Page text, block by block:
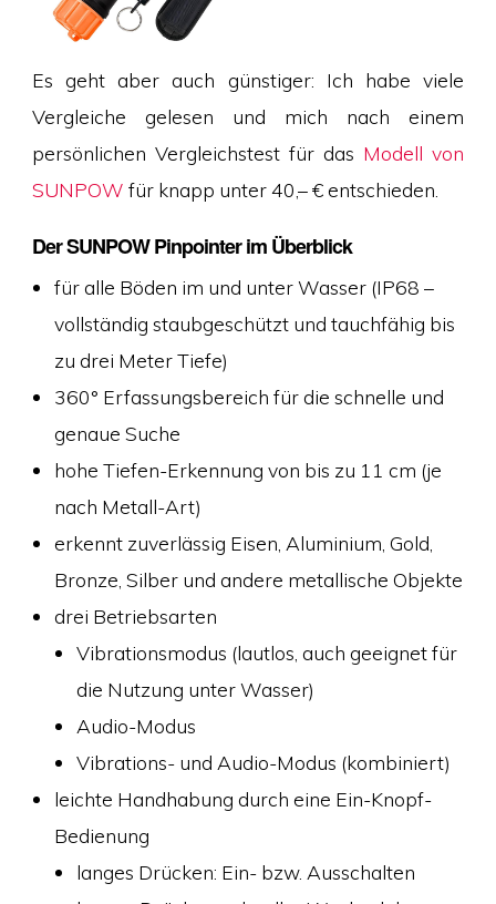
Es geht aber auch günstiger: Ich habe viele
Vergleiche gelesen und mich nach einem
persönlichen Vergleichstest für das Modell von
SUNPOW für knapp unter 40,– € entschieden.
Der SUNPOW Pinpointer im Überblick
für alle Böden im und unter Wasser (IP68 –
vollständig staubgeschützt und tauchfähig bis
zu drei Meter Tiefe)
360° Erfassungsbereich für die schnelle und
genaue Suche
hohe Tiefen-Erkennung von bis zu 11 cm (je
nach Metall-Art)
erkennt zuverlässig Eisen, Aluminium, Gold,
Bronze, Silber und andere metallische Objekte
drei Betriebsarten
Vibrationsmodus (lautlos, auch geeignet für
die Nutzung unter Wasser)
Audio-Modus
Vibrations- und Audio-Modus (kombiniert)
leichte Handhabung durch eine Ein-Knopf-
Bedienung
langes Drücken: Ein- bzw. Ausschalten